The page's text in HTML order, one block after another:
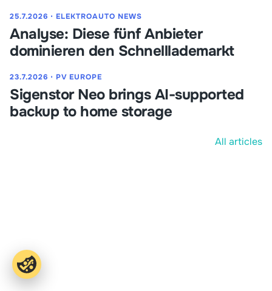
25.7.2026 ⋅ ELEKTROAUTO NEWS
Analyse: Diese fünf Anbieter
dominieren den Schnelllademarkt
23.7.2026 ⋅ PV EUROPE
Sigenstor Neo brings AI-supported
backup to home storage
All articles